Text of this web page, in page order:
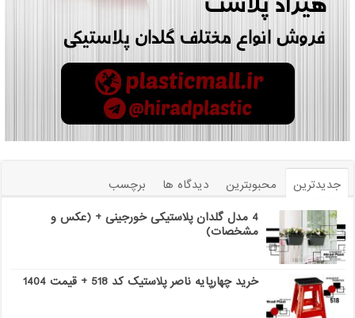
جدیدترین محبوبترین دیدگاه ها
برچسب
4 مدل گلدان پلاستیکی خورجینی + (عکس و
مشخصات)
خرید چهارپایه ناصر پلاستیک کد 518 + قیمت 1404